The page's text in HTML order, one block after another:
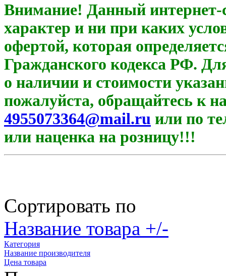
Внимание! Данный
характер и ни при каких
офертой, которая
Гражданского кодекса РФ.
о наличии и стоимости
пожалуйста, обращайтесь к
4955073364@mail.ru или по
или наценка на розницу!!!
Сортировать по
Название товара +/-
Категория
Название производителя
Цена товара